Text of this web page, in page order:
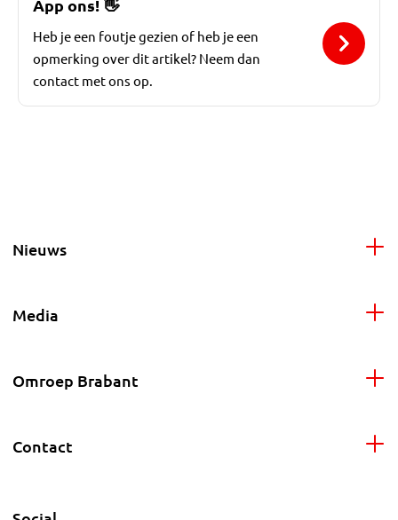
App ons!👋
Heb je een foutje gezien of heb je een
opmerking over dit artikel? Neem dan
contact met ons op.
Nieuws
Media
Omroep Brabant
Contact